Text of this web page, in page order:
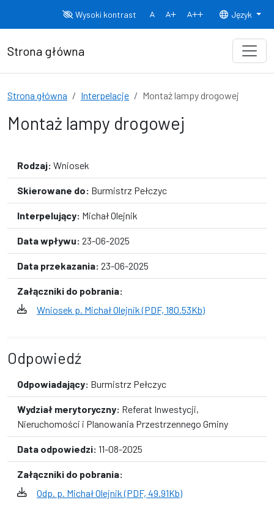
Wysoki kontrast
Normalny rozmiar czcionki
Rozmiar czcionki 150% Rozmiar
Język
Strona główna
Strona główna Interpelacje Montaż lampy drogowej
Montaż lampy drogowej
Rodzaj: Wniosek
Skierowane do: Burmistrz Pełczyc
Interpelujący: Michał Olejnik
Data wpływu: 23-06-2025
Data przekazania: 23-06-2025
Załączniki do pobrania:
Wniosek p. Michał Olejnik (PDF, 180.53Kb)
Odpowiedź
Odpowiadający: Burmistrz Pełczyc
Wydział merytoryczny: Referat Inwestycji,
Nieruchomości i Planowania Przestrzennego Gminy
Data odpowiedzi: 11-08-2025
Załączniki do pobrania:
Odp. p. Michał Olejnik (PDF, 49.91Kb)